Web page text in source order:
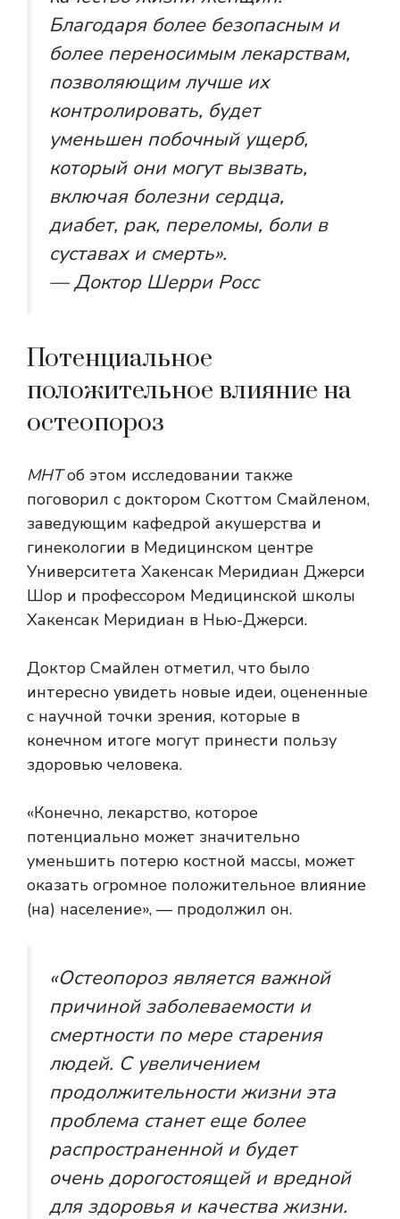
Благодаря более безопасным и
более переносимым лекарствам,
позволяющим лучше их
контролировать, будет
уменьшен побочный ущерб,
который они могут вызвать,
включая болезни сердца,
диабет, рак, переломы, боли в
суставах и смерть».
— Доктор Шерри Росс
Потенциальное
положительное влияние на
остеопороз
МНТоб этом исследовании также
поговорил с доктором Скоттом Смайленом,
заведующим кафедрой акушерства и
гинекологии в Медицинском центре
Университета Хакенсак Меридиан Джерси
Шор и профессором Медицинской школы
Хакенсак Меридиан в Нью-Джерси.
Доктор Смайлен отметил, что было
интересно увидеть новые идеи, оцененные
с научной точки зрения, которые в
конечном итоге могут принести пользу
здоровью человека.
«Конечно, лекарство, которое
потенциально может значительно
уменьшить потерю костной массы, может
оказать огромное положительное влияние
(на) население», — продолжил он.
«Остеопороз является важной
причиной заболеваемости и
смертности по мере старения
людей. С увеличением
продолжительности жизни эта
проблема станет еще более
распространенной и будет
очень дорогостоящей и вредной
для здоровья и качества жизни.